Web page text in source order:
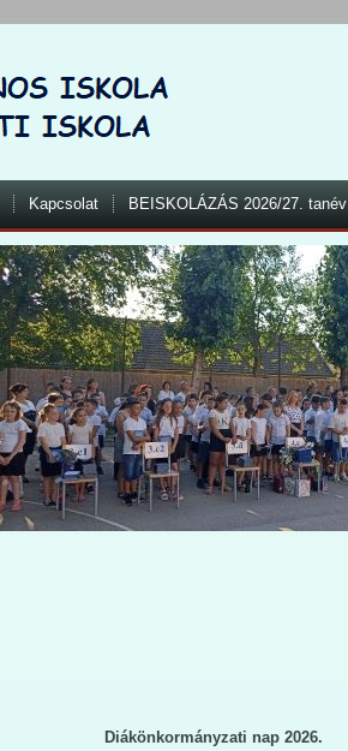
Kapcsolat BEISKOLÁZÁS 2026/27. tanév
Diákönkormányzati nap 2026.